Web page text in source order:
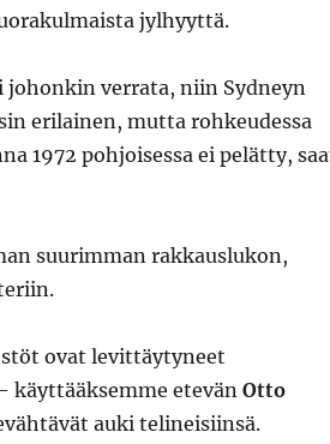
jylhyyttä.
verrata, niin Sydneyn
erilainen, mutta rohkeudessa
1972 pohjoisessa ei pelätty,
suurimman rakkauslukon,
ovat levittäytyneet
käyttääksemme etevän Otto
auki telineisiinsä.